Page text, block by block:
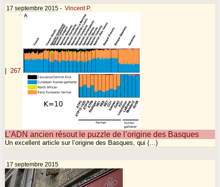
17 septembre 2015 - Vincent P.
| 267
L’ADN ancien résout le puzzle de l’origine des Basques
Un excellent article sur l’origine des Basques, qui (…)
17 septembre 2015